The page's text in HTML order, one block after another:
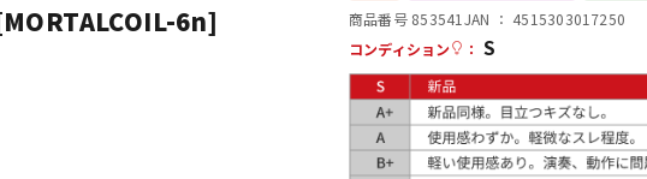
その他楽器 ア
レコーディン 配
6n]
商品番号 853541 JAN ： 4515303017250
コンディション
： S